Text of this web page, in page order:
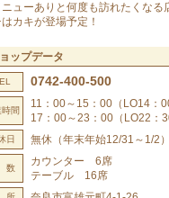
ニューありと何度も訪れたくなる
カキが登場予定！
ップデータ
0742-400-500
間
11：00～15：00（LO14：
17：00～23：00（LO22：
日 無休（年末年始12/31～1/2）
数
カウンター 6席
テーブル 16席